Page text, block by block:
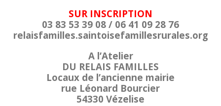
SUR INSCRIPTION
03 83 53 39 08 / 06 41 09 28 76
relaisfamilles.saintoisefamillesrurales.org
A l’Atelier
DU RELAIS FAMILLES
Locaux de l’ancienne mairie
rue Léonard Bourcier
54330 Vézelise